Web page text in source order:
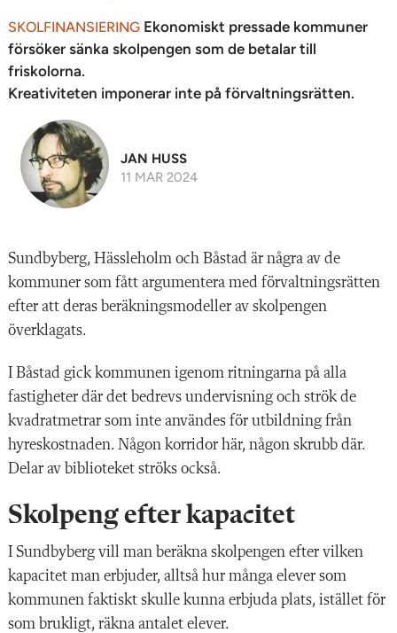
SKOLFINANSIERING Ekonomiskt pressade kommuner
försöker sänka skolpengen som de betalar till
friskolorna.
Kreativiteten imponerar inte på förvaltningsrätten.
JAN HUSS
11 MAR 2024
Sundbyberg, Hässleholm och Båstad är några av de
kommuner som fått argumentera med förvaltningsrätten
efter att deras beräkningsmodeller av skolpengen
överklagats.
I Båstad gick kommunen igenom ritningarna på alla
fastigheter där det bedrevs undervisning och strök de
kvadratmetrar som inte användes för utbildning från
hyreskostnaden. Någon korridor här, någon skrubb där.
Delar av biblioteket ströks också.
Skolpeng efter kapacitet
I Sundbyberg vill man beräkna skolpengen efter vilken
kapacitet man erbjuder, alltså hur många elever som
kommunen faktiskt skulle kunna erbjuda plats, istället för
som brukligt, räkna antalet elever.